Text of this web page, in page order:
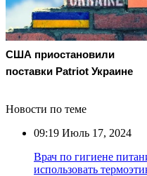
США приостановили
поставки Patriot Украине
Новости по теме
09:19 Июль 17, 2024
Врач по гигиене
использовать